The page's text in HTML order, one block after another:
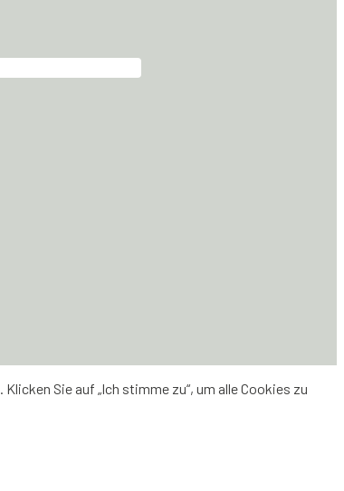
. Klicken Sie auf „Ich stimme zu“, um alle Cookies zu